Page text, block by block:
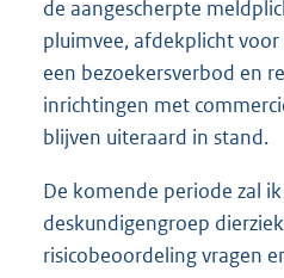
de aangescherpte
pluimvee, afdekplicht
een bezoekersverbod en
inrichtingen met
blijven uiteraard in stand.
De komende periode zal
deskundigengroep
risicobeoordeling vragen